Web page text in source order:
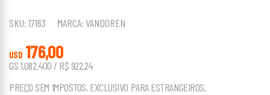
SKU:17163 MARCA: VANDOREN
USD 176,00
GS 1.082.400 / R$ 922,24
PREÇO SEM IMPOSTOS, EXCLUSIVO PARA ESTRANGEIROS.